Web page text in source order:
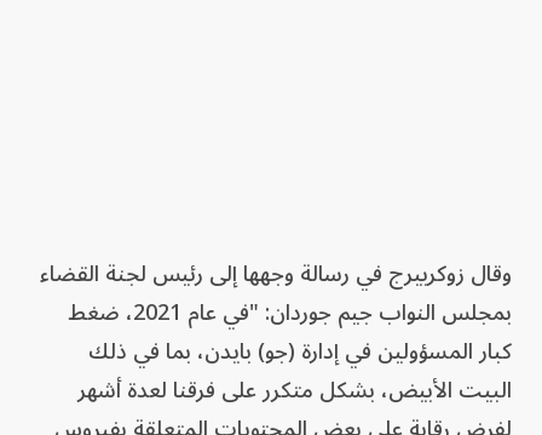
وقال زوكربيرج في رسالة وجهها إلى رئيس لجنة القضاء
بمجلس النواب جيم جوردان: "في عام 2021، ضغط
كبار المسؤولين في إدارة (جو) بايدن، بما في ذلك
البيت الأبيض، بشكل متكرر على فرقنا لعدة أشهر